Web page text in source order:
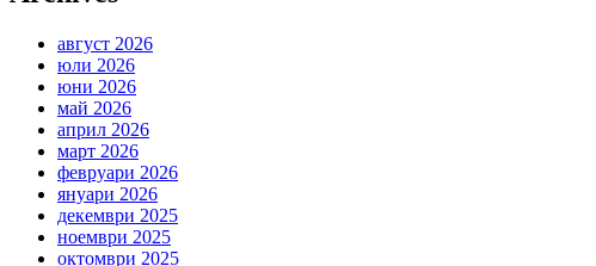
август 2026
юли 2026
юни 2026
май 2026
април 2026
март 2026
февруари 2026
януари 2026
декември 2025
ноември 2025
октомври 2025